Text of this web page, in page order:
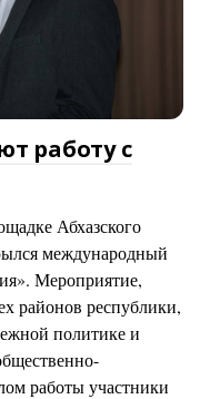
работу с
Абхазского
международный
Мероприятие,
районов республики,
политике и
работы участники